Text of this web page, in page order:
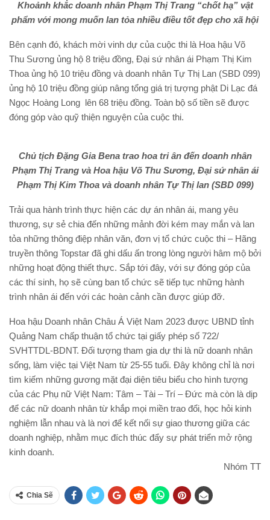
Khoảnh khắc doanh nhân Phạm Thị Trang “chốt hạ” vật
phẩm với mong muốn lan tỏa nhiều điều tốt đẹp cho xã hội
Bên cạnh đó, khách mời vinh dự của cuộc thi là Hoa hậu Võ
Thu Sương ủng hộ 8 triệu đồng, Đại sứ nhân ái Phạm Thị Kim
Thoa ủng hộ 10 triệu đồng và doanh nhân Tự Thị Lan (SBD 099)
ủng hộ 10 triệu đồng giúp nâng tổng giá trị tượng phật Di Lạc đá
Ngọc Hoàng Long lên 68 triệu đồng. Toàn bộ số tiền sẽ được
đóng góp vào quỹ thiện nguyện của cuộc thi.
Chủ tịch Đặng Gia Bena trao hoa tri ân đến doanh nhân
Phạm Thị Trang và Hoa hậu Võ Thu Sương, Đại sứ nhân ái
Phạm Thị Kim Thoa và doanh nhân Tự Thị lan (SBD 099)
Trải qua hành trình thực hiện các dự án nhân ái, mang yêu
thương, sự sẻ chia đến những mảnh đời kém may mắn và lan
tỏa những thông điệp nhân văn, đơn vị tổ chức cuộc thi – Hãng
truyền thông Topstar đã ghi dấu ấn trong lòng người hâm mộ bởi
những hoạt động thiết thực. Sắp tới đây, với sự đóng góp của
Hoa hậu Doanh nhân Châu Á Việt Nam 2023 được UBND tỉnh